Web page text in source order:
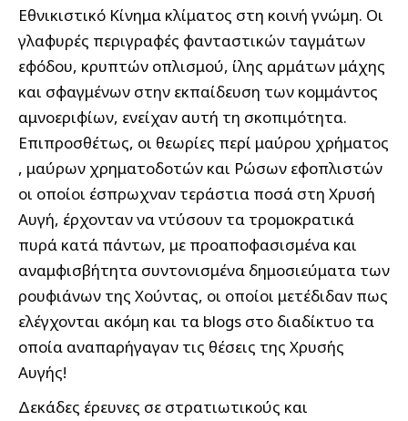
Εθνικιστικό Κίνημα κλίματος στη κοινή γνώμη. Οι
γλαφυρές περιγραφές φανταστικών ταγμάτων
εφόδου, κρυπτών οπλισμού, ίλης αρμάτων μάχης
και σφαγμένων στην εκπαίδευση των κομμάντος
αμνοεριφίων, ενείχαν αυτή τη σκοπιμότητα.
Επιπροσθέτως, οι θεωρίες περί μαύρου χρήματος
, μαύρων χρηματοδοτών και Ρώσων εφοπλιστών
οι οποίοι έσπρωχναν τεράστια ποσά στη Χρυσή
Αυγή, έρχονταν να ντύσουν τα τρομοκρατικά
πυρά κατά πάντων, με προαποφασισμένα και
αναμφισβήτητα συντονισμένα δημοσιεύματα των
ρουφιάνων της Χούντας, οι οποίοι μετέδιδαν πως
ελέγχονται ακόμη και τα blogs στο διαδίκτυο τα
οποία αναπαρήγαγαν τις θέσεις της Χρυσής
Αυγής!
Δεκάδες έρευνες σε στρατιωτικούς και